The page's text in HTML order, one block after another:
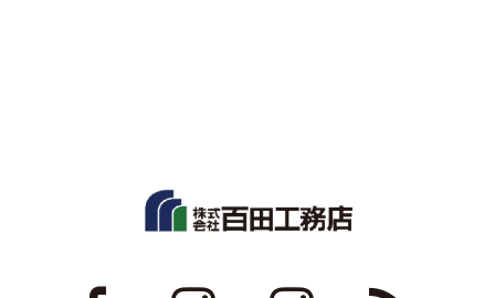
Instagram Instagram RSS